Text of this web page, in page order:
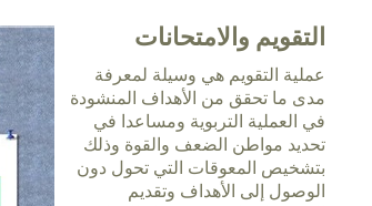
التقويم والامتحانات
عملية التقويم هي وسيلة لمعرفة
مدى ما تحقق من الأهداف المنشودة
في العملية التربوية ومساعدا في
تحديد مواطن الضعف والقوة وذلك
بتشخيص المعوقات التي تحول دون
الوصول إلى الأهداف وتقديم